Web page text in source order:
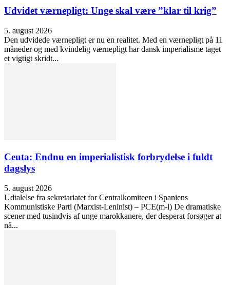
Udvidet værnepligt: Unge skal være ”klar til krig”
5. august 2026
Den udvidede værnepligt er nu en realitet. Med en værnepligt på 11
måneder og med kvindelig værnepligt har dansk imperialisme taget
et vigtigt skridt...
Ceuta: Endnu en imperialistisk forbrydelse i fuldt
dagslys
5. august 2026
Udtalelse fra sekretariatet for Centralkomiteen i Spaniens
Kommunistiske Parti (Marxist-Leninist) – PCE(m-l) De dramatiske
scener med tusindvis af unge marokkanere, der desperat forsøger at
nå...